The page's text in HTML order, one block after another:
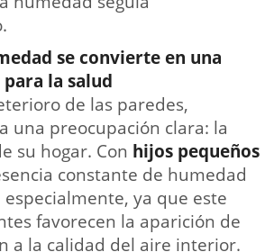
se convierte en una
la salud
de las paredes,
una preocupación clara: la
su hogar. Con hijos pequeños
constante de humedad
ya que este
favorecen la aparición de
a la calidad del aire interior.